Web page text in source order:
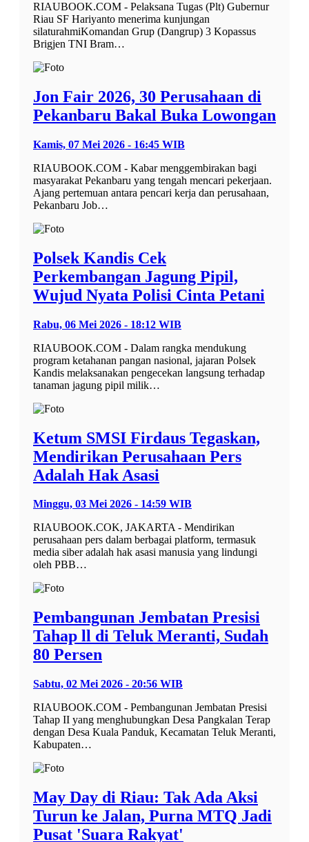
RIAUBOOK.COM - Pelaksana Tugas (Plt) Gubernur
Riau SF Hariyanto menerima kunjungan
silaturahmiKomandan Grup (Dangrup) 3 Kopassus
Brigjen TNI Bram…
Jon Fair 2026, 30 Perusahaan di
Pekanbaru Bakal Buka Lowongan
Kamis, 07 Mei 2026 - 16:45 WIB
RIAUBOOK.COM - Kabar menggembirakan bagi
masyarakat Pekanbaru yang tengah mencari pekerjaan.
Ajang pertemuan antara pencari kerja dan perusahaan,
Pekanbaru Job…
Polsek Kandis Cek
Perkembangan Jagung Pipil,
Wujud Nyata Polisi Cinta Petani
Rabu, 06 Mei 2026 - 18:12 WIB
RIAUBOOK.COM - Dalam rangka mendukung
program ketahanan pangan nasional, jajaran Polsek
Kandis melaksanakan pengecekan langsung terhadap
tanaman jagung pipil milik…
Ketum SMSI Firdaus Tegaskan,
Mendirikan Perusahaan Pers
Adalah Hak Asasi
Minggu, 03 Mei 2026 - 14:59 WIB
RIAUBOOK.COK, JAKARTA - Mendirikan
perusahaan pers dalam berbagai platform, termasuk
media siber adalah hak asasi manusia yang lindungi
oleh PBB…
Pembangunan Jembatan Presisi
Tahap ll di Teluk Meranti, Sudah
80 Persen
Sabtu, 02 Mei 2026 - 20:56 WIB
RIAUBOOK.COM - Pembangunan Jembatan Presisi
Tahap II yang menghubungkan Desa Pangkalan Terap
dengan Desa Kuala Panduk, Kecamatan Teluk Meranti,
Kabupaten…
May Day di Riau: Tak Ada Aksi
Turun ke Jalan, Purna MTQ Jadi
Pusat 'Suara Rakyat'